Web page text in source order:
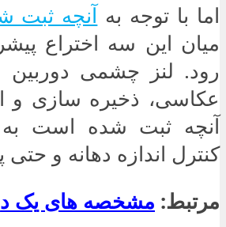
اما با توجه بهآنچه ثبت
میان این سه اختراع
رود. لنز چشمی دوربین
عکاسی، ذخیره سازی و
آنچه ثبت شده است به
کنترل اندازه دهانه و
مرتبط: مشخصه های یک